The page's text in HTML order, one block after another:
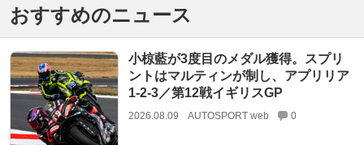
おすすめのニュース
小椋藍が3度目のメダル獲得。スプリ
ントはマルティンが制し、アプリリア
1-2-3／第12戦イギリスGP
2026.08.09 AUTOSPORT web 0